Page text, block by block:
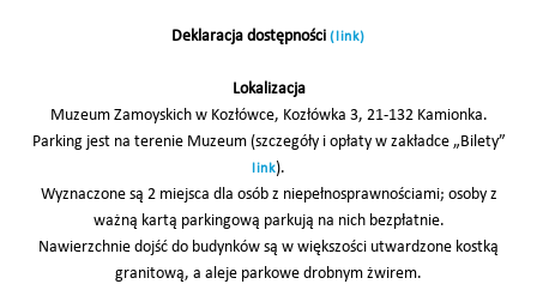
Deklaracja dostępności(link)
Lokalizacja
Muzeum Zamoyskich w Kozłówce, Kozłówka 3, 21-132 Kamionka.
Parking jest na terenie Muzeum (szczegóły i opłaty w zakładce „Bilety”
link).
Wyznaczone są 2 miejsca dla osób z niepełnosprawnościami; osoby z
ważną kartą parkingową parkują na nich bezpłatnie.
Nawierzchnie dojść do budynków są w większości utwardzone kostką
granitową, a aleje parkowe drobnym żwirem.